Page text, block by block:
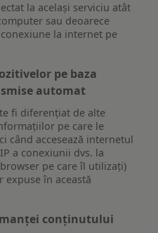
la același serviciu atât
sau deoarece
la internet pe
pe baza
automat
fi diferențiat de alte
pe care le
când accesează internetul
a conexiunii dvs. la
pe care îl utilizați)
în această
conținutului